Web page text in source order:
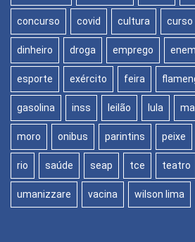
concurso covid cultura curso
dinheiro droga emprego enem
esporte exército feira
gasolina inss leilão lula
moro onibus parintins peixe
rio saúde seap tce teatro
umanizzare vacina wilson lima